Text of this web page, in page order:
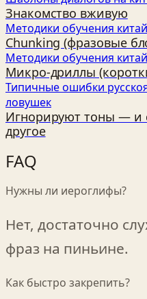
Знакомство вживую
Методики обучения
Chunking (фразовые
Методики обучения
Микро‑дриллы
Типичные ошибки
ловушек
Игнорируют тоны — и
другое
FAQ
Нужны ли иероглифы?
Нет, достаточно
фраз на пиньине.
Как быстро закрепить?